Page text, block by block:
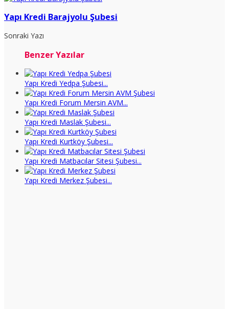
Yapı Kredi Barajyolu Şubesi
Sonraki Yazı
Benzer Yazılar
Yapı Kredi Yedpa Şubesi...
Yapı Kredi Forum Mersin AVM...
Yapı Kredi Maslak Şubesi...
Yapı Kredi Kurtköy Şubesi...
Yapı Kredi Matbacılar Sitesi Şubesi...
Yapı Kredi Merkez Şubesi...